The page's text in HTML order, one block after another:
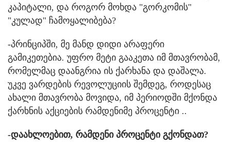
კაპიტალი, და როგორ მოხდა "გორკომის"
"კულად" ჩამოყალიბება?
-პრინციპში, მე მანდ დიდი არაფერი
გამიკეთებია. უფრო მეტი გააკეთა იმ მთავრობამ,
რომელმაც დაანგრია ის ქარხანა და დაშალა.
უკვე ვარდების რევოლუციის შემდეგ, როდესაც
ახალი მთავრობა მოვიდა, იმ პერიოდში მქონდა
ქარხნის აქციების რამდენიმე პროცენტი ..
-დაახლოებით, რამდენი პროცენტი გქონდათ?